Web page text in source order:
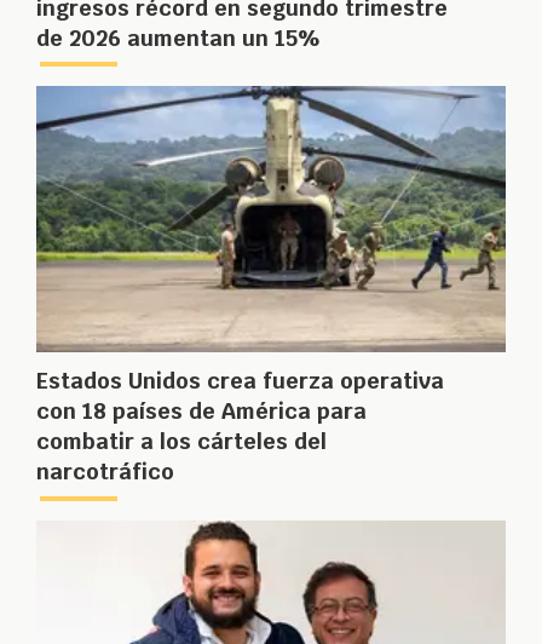
ingresos récord en segundo trimestre
de 2026 aumentan un 15%
Estados Unidos crea fuerza operativa
con 18 países de América para
combatir a los cárteles del
narcotráfico